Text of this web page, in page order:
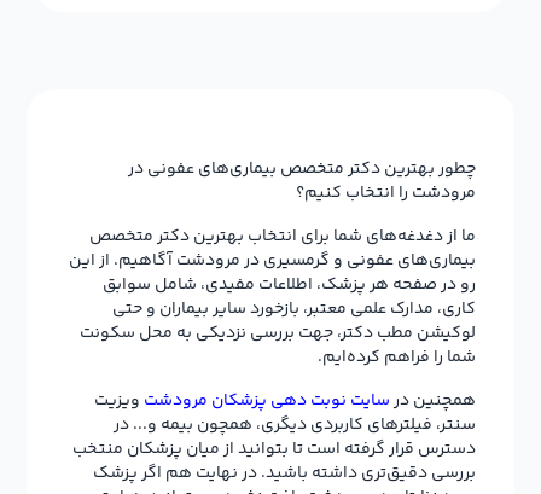
چطور بهترین دکتر متخصص بیماری‌های عفونی در
مرودشت را انتخاب کنیم؟
ما از دغدغه‌های شما برای انتخاب بهترین دکتر متخصص
بیماری‌های عفونی و گرمسیری در مرودشت آگاهیم. از این
رو در صفحه هر پزشک، اطلاعات مفیدی، شامل سوابق
کاری، مدارک علمی معتبر، بازخورد سایر بیماران و حتی
لوکیشن مطب دکتر، جهت بررسی نزدیکی به محل سکونت
شما را فراهم کرده‌ایم.
همچنین درسایت نوبت دهی پزشکان مرودشت ویزیت
سنتر، فیلترهای کاربردی دیگری، همچون بیمه و... در
دسترس قرار گرفته است تا بتوانید از میان پزشکان منتخب
بررسی دقیق‌تری داشته باشید. در نهایت هم اگر پزشک